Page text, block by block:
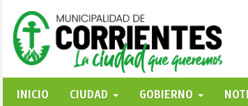
INICIO
CIUDAD GOBIERNO